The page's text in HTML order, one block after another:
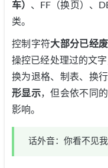
车） 、FF（换页）、
类。
控制字符大部分已经
操控已经处理过的文
换为退格、制表、换
形显示，但会依不同
影响。
话外音：你看不见